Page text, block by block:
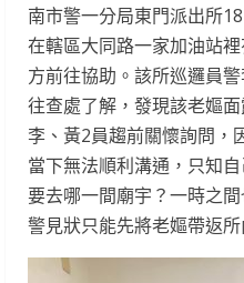
南市警一分局東門派出所
在轄區大同路一家加油站
方前往協助。該所巡邏員
往查處了解，發現該老嫗
李、黃2員趨前關懷詢問，
當下無法順利溝通，只知
要去哪一間廟宇？一時之
警見狀只能先將老嫗帶返